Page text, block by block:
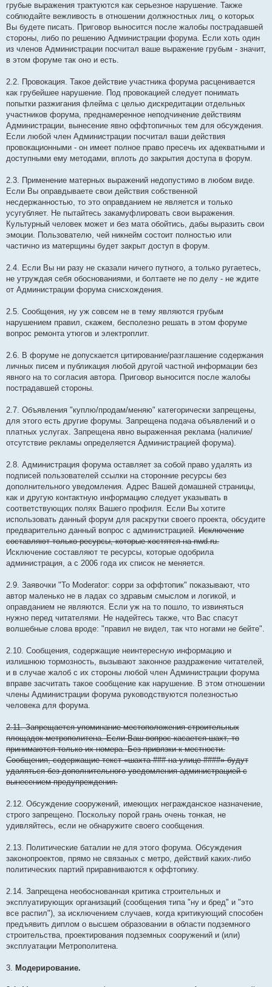
грубые выражения трактуются как серьезное нарушение. Также
соблюдайте вежливость в отношении должностных лиц, о которых
Вы будете писать. Приговор выносится после жалобы пострадавшей
стороны, либо по решению Администрации форума. Если хоть один
из членов Администрации посчитал ваше выражение грубым - значит,
в этом форуме так оно и есть.
2.2. Провокация. Такое действие участника форума расценивается
как грубейшее нарушение. Под провокацией следует понимать
попытки разжигания флейма с целью дискредитации отдельных
участников форума, преднамеренное неподчинение действиям
Администрации, вынесение явно оффтопичных тем для обсуждения.
Если любой член Администрации посчитал ваши действия
провокационными - он имеет полное право пресечь их адекватными и
доступными ему методами, вплоть до закрытия доступа в форум.
2.3. Применение матерных выражений недопустимо в любом виде.
Если Вы оправдываете свои действия собственной
несдержанностью, то это оправданием не является и только
усугубляет. Не пытайтесь закамуфлировать свои выражения.
Культурный человек может и без мата обойтись, дабы выразить свои
эмоции. Пользователю, чей никнейм состоит полностью или
частично из матерщины будет закрыт доступ в форум.
2.4. Если Вы ни разу не сказали ничего путного, а только ругаетесь,
не утруждая себя обоснованиями, и болтаете не по делу - не ждите
от Администрации форума снисхождения.
2.5. Сообщения, ну уж совсем не в тему являются грубым
нарушением правил, скажем, бесполезно решать в этом форуме
вопрос ремонта утюгов и электроплит.
2.6. В форуме не допускается цитирование/разглашение содержания
личных писем и публикация любой другой частной информации без
явного на то согласия автора. Приговор выносится после жалобы
пострадавшей стороны.
2.7. Объявления "куплю/продам/меняю" категорически запрещены,
для этого есть другие форумы. Запрещена подача объявлений и о
платных услугах. Запрещена явно выраженная реклама (наличие/
отсутствие рекламы определяется Администрацией форума).
2.8. Администрация форума оставляет за собой право удалять из
подписей пользователей ссылки на сторонние ресурсы без
дополнительного уведомления. Адрес Вашей домашней страницы,
как и другую контактную информацию следует указывать в
соответствующих полях Вашего профиля. Если Вы хотите
использовать данный форум для раскрутки своего проекта, обсудите
предварительно данный вопрос с администрацией. Исключение
составляют только ресурсы, которые хостятся на nwd.ru.
Исключение составляют те ресурсы, которые одобрила
администрация, а с 2006 года их список не меняется.
2.9. Заявочки "To Moderator: сорри за оффтопик" показывают, что
автор маленько не в ладах со здравым смыслом и логикой, и
оправданием не являются. Если уж на то пошло, то извиняться
нужно перед читателями. Не надейтесь также, что Вас спасут
волшебные слова вроде: "правил не видел, так что ногами не бейте".
2.10. Сообщения, содержащие неинтересную информацию и
излишнюю тормозность, вызывают законное раздражение читателей,
и в случае жалоб с их стороны любой член Администрации форума
вправе засчитать такое сообщение как нарушение. В этом отношении
члены Администрации форума руководствуются полезностью
человека для форума.
2.11. Запрещается упоминание местоположения строительных
площадок метрополитена. Если Ваш вопрос касается шахт, то
принимаются только их номера. Без привязки к местности.
Сообщения, содержащие текст «шахта ### на улице ####» будут
удаляться без дополнительного уведомления администрацией с
вынесением предупреждения.
2.12. Обсуждение сооружений, имеющих негражданское назначение,
строго запрещено. Поскольку порой грань очень тонкая, не
удивляйтесь, если не обнаружите своего сообщения.
2.13. Политические баталии не для этого форума. Обсуждения
законопроектов, прямо не связаных с метро, действий каких-либо
политических партий приравниваются к оффтопику.
2.14. Запрещена необоснованная критика строительных и
эксплуатирующих организаций (сообщения типа "ну и бред" и "это
все распил"), за исключением случаев, когда критикующий способен
предъявить диплом о высшем образовании в области подземного
строительства, проектирования подземных сооружений и (или)
эксплуатации Метрополитена.
3. Модерирование.